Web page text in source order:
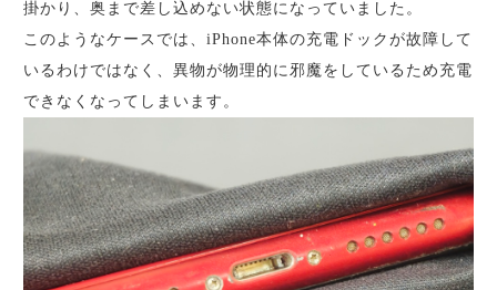
掛かり、奥まで差し込めない状態になっていました。
このようなケースでは、iPhone本体の充電ドックが故障して
いるわけではなく、異物が物理的に邪魔をしているため充電
できなくなってしまいます。